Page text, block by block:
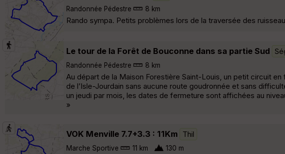
Randonnée Pédestre 8 km
Rando sympa. Petits problèmes lors de la traversée des
Le tour de la Forêt de Bouconne dans sa partie Sud
Randonnée Pédestre 8 km
Au départ de la Maison Forestière Saint-Louis, un petit circuit
de l’Isle-Jourdain sans aucune route goudronnée et sans
un jeudi par mois, les dates de fermeture sont affichées au
»
VOK Menville 7.7+3.3 : 11Km Thil
Marche Sportive 11 km 130 m